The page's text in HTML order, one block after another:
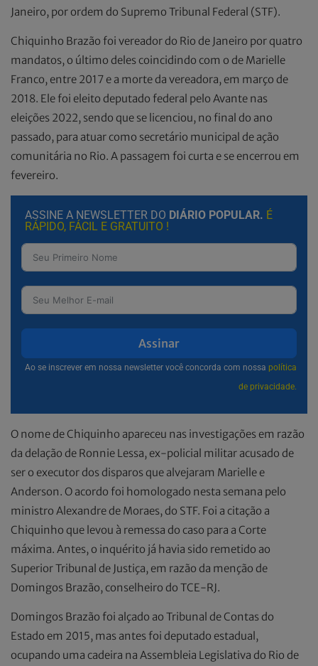
Janeiro, por ordem do Supremo Tribunal Federal (STF).
Chiquinho Brazão foi vereador do Rio de Janeiro por quatro
mandatos, o último deles coincidindo com o de Marielle
Franco, entre 2017 e a morte da vereadora, em março de
2018. Ele foi eleito deputado federal pelo Avante nas
eleições 2022, sendo que se licenciou, no final do ano
passado, para atuar como secretário municipal de ação
comunitária no Rio. A passagem foi curta e se encerrou em
fevereiro.
ASSINE A NEWSLETTER DO DIÁRIO POPULAR. É
RÁPIDO, FÁCIL E GRATUITO !
Assinar
Ao se inscrever em nossa newsletter você concorda com nossa política
de privacidade.
O nome de Chiquinho apareceu nas investigações em razão
da delação de Ronnie Lessa, ex-policial militar acusado de
ser o executor dos disparos que alvejaram Marielle e
Anderson. O acordo foi homologado nesta semana pelo
ministro Alexandre de Moraes, do STF. Foi a citação a
Chiquinho que levou à remessa do caso para a Corte
máxima. Antes, o inquérito já havia sido remetido ao
Superior Tribunal de Justiça, em razão da menção de
Domingos Brazão, conselheiro do TCE-RJ.
Domingos Brazão foi alçado ao Tribunal de Contas do
Estado em 2015, mas antes foi deputado estadual,
ocupando uma cadeira na Assembleia Legislativa do Rio de